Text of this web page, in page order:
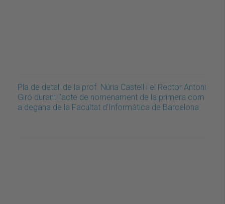
Pla de detall de la prof. Núria Castell i el Rector Antoni
Giró durant l'acte de nomenament de la primera com
a degana de la Facultat d'Informàtica de Barcelona